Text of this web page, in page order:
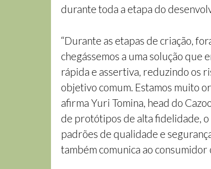
durante toda a etapa do
“Durante as etapas de criação,
chegássemos a uma solução que
rápida e assertiva, reduzindo os
objetivo comum. Estamos muito
afirma Yuri Tomina, head do
de protótipos de alta fidelidade,
padrões de qualidade e
também comunica ao